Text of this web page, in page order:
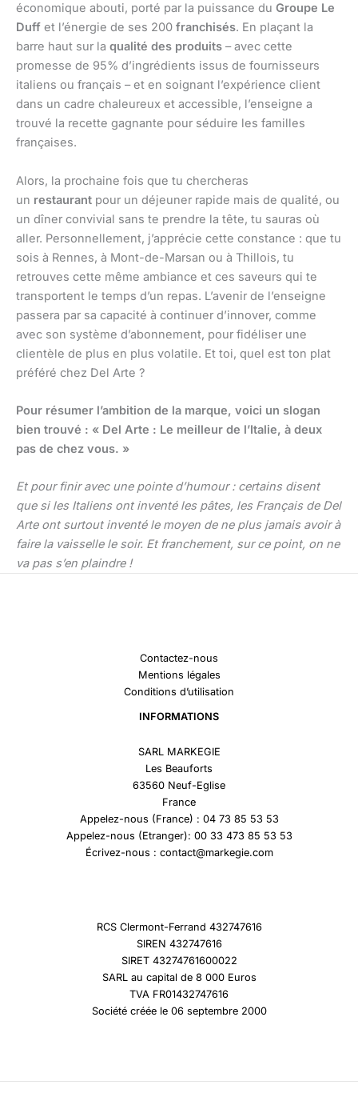
économique abouti, porté par la puissance du Groupe Le
Duff et l’énergie de ses 200 franchisés. En plaçant la
barre haut sur la qualité des produits – avec cette
promesse de 95% d’ingrédients issus de fournisseurs
italiens ou français – et en soignant l’expérience client
dans un cadre chaleureux et accessible, l’enseigne a
trouvé la recette gagnante pour séduire les familles
françaises.
Alors, la prochaine fois que tu chercheras
un restaurant pour un déjeuner rapide mais de qualité, ou
un dîner convivial sans te prendre la tête, tu sauras où
aller. Personnellement, j’apprécie cette constance : que tu
sois à Rennes, à Mont-de-Marsan ou à Thillois, tu
retrouves cette même ambiance et ces saveurs qui te
transportent le temps d’un repas. L’avenir de l’enseigne
passera par sa capacité à continuer d’innover, comme
avec son système d’abonnement, pour fidéliser une
clientèle de plus en plus volatile. Et toi, quel est ton plat
préféré chez Del Arte ?
Pour résumer l’ambition de la marque, voici un slogan
bien trouvé : « Del Arte : Le meilleur de l’Italie, à deux
pas de chez vous. »
Et pour finir avec une pointe d’humour : certains disent
que si les Italiens ont inventé les pâtes, les Français de Del
Arte ont surtout inventé le moyen de ne plus jamais avoir à
faire la vaisselle le soir. Et franchement, sur ce point, on ne
va pas s’en plaindre !
Contactez-nous
Mentions légales
Conditions d’utilisation
INFORMATIONS
SARL MARKEGIE
Les Beauforts
63560 Neuf-Eglise
France
Appelez-nous (France) : 04 73 85 53 53
Appelez-nous (Etranger): 00 33 473 85 53 53
Écrivez-nous : contact@markegie.com
RCS Clermont-Ferrand 432747616
SIREN 432747616
SIRET 43274761600022
SARL au capital de 8 000 Euros
TVA FR01432747616
Société créée le 06 septembre 2000